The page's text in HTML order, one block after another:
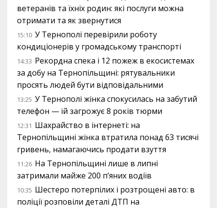
ветеранів та їхніх родин: які послуги можна
отримати та як звернутися
15:10 У Тернополі перевірили роботу
кондиціонерів у громадському транспорті
14:33 Рекордна спека і 12 пожеж в екосистемах
за добу на Тернопільщині: рятувальники
просять людей бути відповідальними
13:25 У Тернополі жінка спокусилась на забутий
телефон — їй загрожує 8 років тюрми
12:31 Шахрайство в інтернеті: на
Тернопільщині жінка втратила понад 63 тисячі
гривень, намагаючись продати взуття
11:26 На Тернопільщині лише в липні
затримали майже 200 п’яних водіїв
10:35 Шестеро потерпілих і розтрощені авто: в
поліції розповіли деталі ДТП на